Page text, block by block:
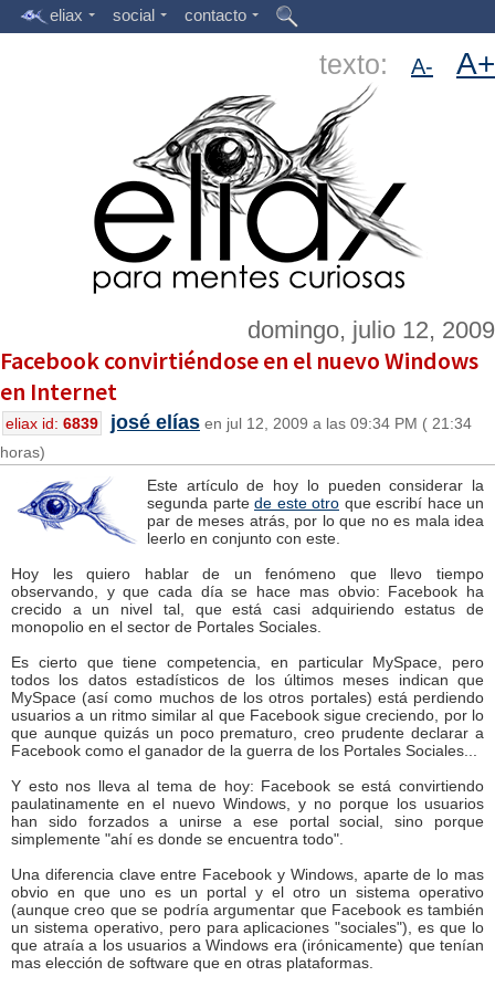
eliax social contacto
texto: A- A+
domingo, julio 12, 2009
Facebook convirtiéndose en el nuevo Windows
en Internet
eliax id: 6839 josé elías en jul 12, 2009 a las 09:34 PM ( 21:34
horas)
Este artículo de hoy lo pueden considerar la
segunda parte de este otro que escribí hace un
par de meses atrás, por lo que no es mala idea
leerlo en conjunto con este.
Hoy les quiero hablar de un fenómeno que llevo tiempo
observando, y que cada día se hace mas obvio: Facebook ha
crecido a un nivel tal, que está casi adquiriendo estatus de
monopolio en el sector de Portales Sociales.
Es cierto que tiene competencia, en particular MySpace, pero
todos los datos estadísticos de los últimos meses indican que
MySpace (así como muchos de los otros portales) está perdiendo
usuarios a un ritmo similar al que Facebook sigue creciendo, por lo
que aunque quizás un poco prematuro, creo prudente declarar a
Facebook como el ganador de la guerra de los Portales Sociales...
Y esto nos lleva al tema de hoy: Facebook se está convirtiendo
paulatinamente en el nuevo Windows, y no porque los usuarios
han sido forzados a unirse a ese portal social, sino porque
simplemente "ahí es donde se encuentra todo".
Una diferencia clave entre Facebook y Windows, aparte de lo mas
obvio en que uno es un portal y el otro un sistema operativo
(aunque creo que se podría argumentar que Facebook es también
un sistema operativo, pero para aplicaciones "sociales"), es que lo
que atraía a los usuarios a Windows era (irónicamente) que tenían
mas elección de software que en otras plataformas.